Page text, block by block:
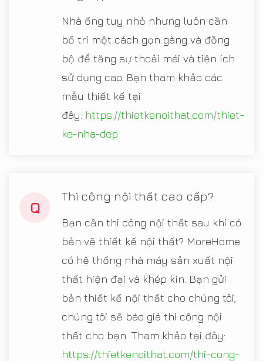
Nhà ống tuy nhỏ nhưng luôn cần
bố trí một cách gọn gàng và đồng
bộ để tăng sự thoải mái và tiện ích
sử dụng cao. Bạn tham khảo các
mẫu thiết kế tại
đây: https://thietkenoithat.com/thiet-
ke-nha-dep
Q
Thi công nội thất cao cấp?
Bạn cần thi công nội thất sau khi có
bản vẽ thiết kế nội thất? MoreHome
có hệ thống nhà máy sản xuất nội
thất hiện đại và khép kín. Bạn gửi
bản thiết kế nội thất cho chúng tôi,
chúng tôi sẽ báo giá thi công nội
thất cho bạn. Tham khảo tại đây:
https://thietkenoithat.com/thi-cong-